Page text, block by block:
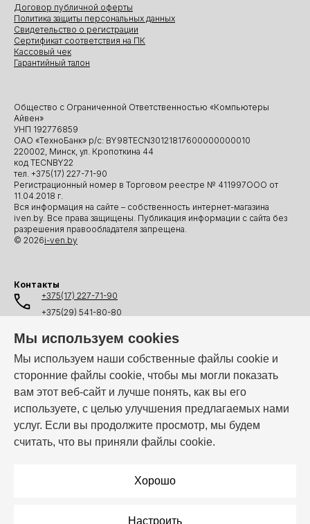
Мы используем cookies
Мы используем наши собственные файлы cookie и
сторонние файлы cookie, чтобы мы могли показать
вам этот веб-сайт и лучше понять, как вы его
используете, с целью улучшения предлагаемых нами
услуг. Если вы продолжите просмотр, мы будем
считать, что вы приняли файлы cookie.
Хорошо
Настроить
Общество с Ограниченной Ответственностью «Компьютеры
Айвен»
УНП 192776859
ОАО «ТехноБанк» р/с: BY98TECN30121817600000000010
220002, Минск, ул. Кропоткина 44
код TECNBY22
тел. +375(17) 227-71-90
Регистрационный номер в Торговом реестре № 411997ООО от
11.04.2018 г.
Вся информация на сайте – собственность интернет-магазина
iven.by. Все права защищены. Публикация информации с сайта без
разрешения правообладателя запрещена.
© 2026i-ven.by
Договор публичной оферты
Политика защиты персональных данных
Свидетельство о регистрации
Сертификат соответствия на ПК
Кассовый чек
Гарантийный талон
Контакты
+375(17) 227-71-90
+375(29) 541-80-80
+375(44) 541-80-80
info@i-ven.by
Мы в мессенджерах:
Режим работы: Пн–Пт: 10:00 – 19:00